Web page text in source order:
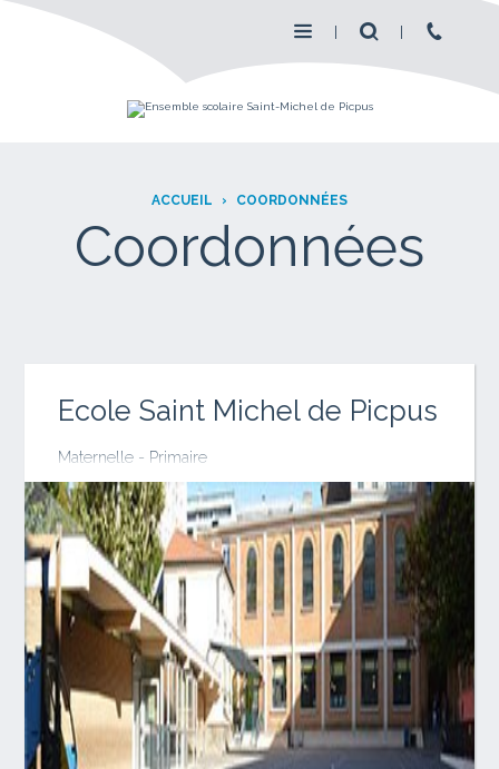
ACCUEIL › COORDONNÉES
Coordonnées
Ecole Saint Michel de Picpus
Maternelle - Primaire